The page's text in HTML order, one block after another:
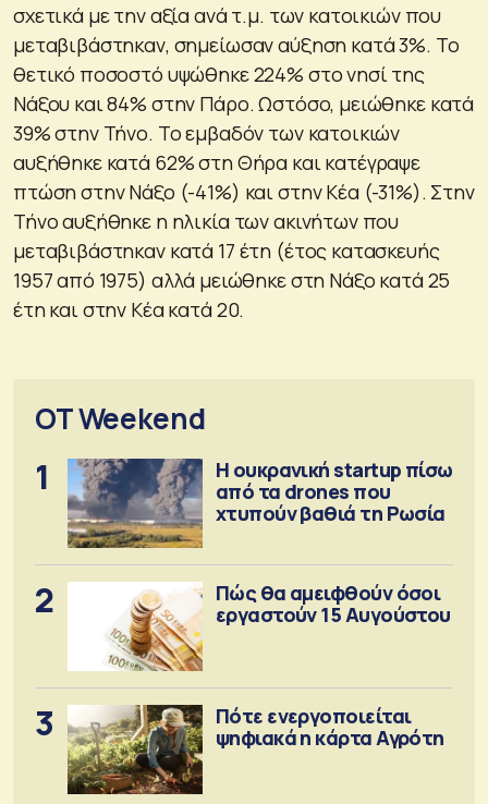
σχετικά με την αξία ανά τ.μ. των κατοικιών που
μεταβιβάστηκαν, σημείωσαν αύξηση κατά 3%. Το
θετικό ποσοστό υψώθηκε 224% στο νησί της
Νάξου και 84% στην Πάρο. Ωστόσο, μειώθηκε κατά
39% στην Τήνο. Το εμβαδόν των κατοικιών
αυξήθηκε κατά 62% στη Θήρα και κατέγραψε
πτώση στην Νάξο (-41%) και στην Κέα (-31%). Στην
Τήνο αυξήθηκε η ηλικία των ακινήτων που
μεταβιβάστηκαν κατά 17 έτη (έτος κατασκευής
1957 από 1975) αλλά μειώθηκε στη Νάξο κατά 25
έτη και στην Κέα κατά 20.
OT Weekend
1
Η ουκρανική startup πίσω
από τα drones που
χτυπούν βαθιά τη Ρωσία
2
Πώς θα αμειφθούν όσοι
εργαστούν 15 Αυγούστου
3
Πότε ενεργοποιείται
ψηφιακά η κάρτα Αγρότη